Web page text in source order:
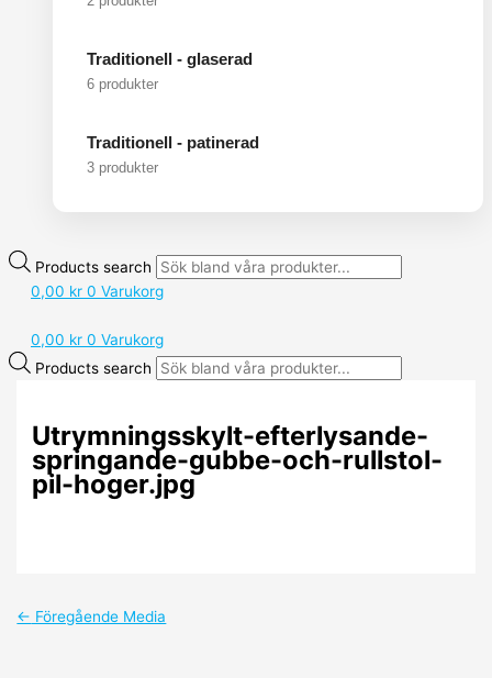
Traditionell - glaserad
6 produkter
Traditionell - patinerad
3 produkter
Products search
0,00 kr 0 Varukorg
0,00 kr 0 Varukorg
Products search
Utrymningsskylt-efterlysande-
springande-gubbe-och-rullstol-
pil-hoger.jpg
← Föregående Media